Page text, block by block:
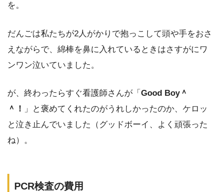
を。
だんごは私たちが2人がかりで抱っこして頭や手をおさ
えながらで、綿棒を鼻に入れているときはさすがにワ
ンワン泣いていました。
が、終わったらすぐ看護師さんが「 Good Boy＾
＾！
」と褒めてくれたのがうれしかったのか、ケロッ
と泣き止んでいました（グッドボーイ、よく頑張った
ね）。
PCR検査の費用